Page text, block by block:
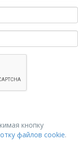
кнопку
файлов cookie.